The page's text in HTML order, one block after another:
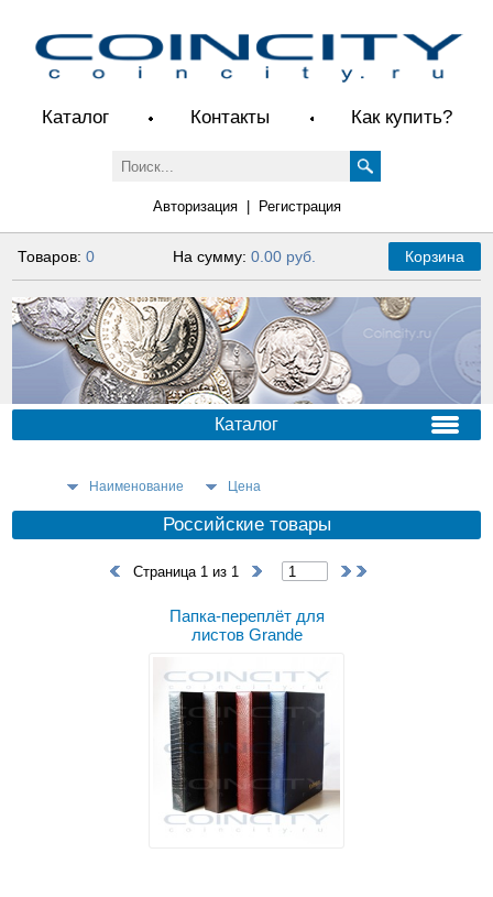
Каталог Контакты Как купить?
Авторизация| Регистрация
Товаров:0 На сумму: 0.00 руб. Корзина
Каталог
Наименование Цена
Российские товары
Страница 1 из 1
Папка-переплёт для
листов Grande